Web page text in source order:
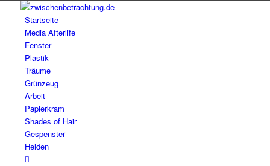
Startseite
Media Afterlife
Fenster
Plastik
Träume
Grünzeug
Arbeit
Papierkram
Shades of Hair
Gespenster
Helden